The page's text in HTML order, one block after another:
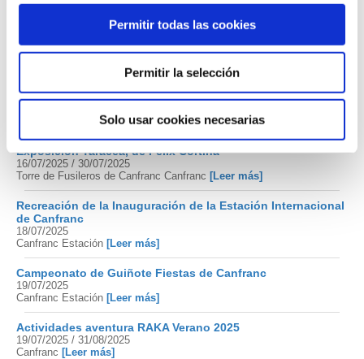
Permitir todas las cookies
Permitir la selección
Solo usar cookies necesarias
Ruta interpretativa: Diques de contención y bosque de Los
Arañones
10/07/2025 / 19/08/2025
Vivencias del Camino
Albergue Elías Valiña Canfranc pueblo[Leer más]
Exposición Taracea, de Felix Cortina
16/07/2025 / 30/07/2025
Torre de Fusileros de Canfranc Canfranc [Leer más]
Recreación de la Inauguración de la Estación Internacional
de Canfranc
18/07/2025
Canfranc Estación [Leer más]
Campeonato de Guiñote Fiestas de Canfranc
19/07/2025
Canfranc Estación [Leer más]
Actividades aventura RAKA Verano 2025
19/07/2025 / 31/08/2025
Canfranc [Leer más]